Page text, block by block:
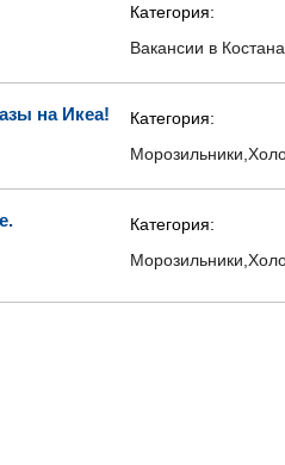
Категория:
Вакансии в
на Икеа!
Категория:
Категория: